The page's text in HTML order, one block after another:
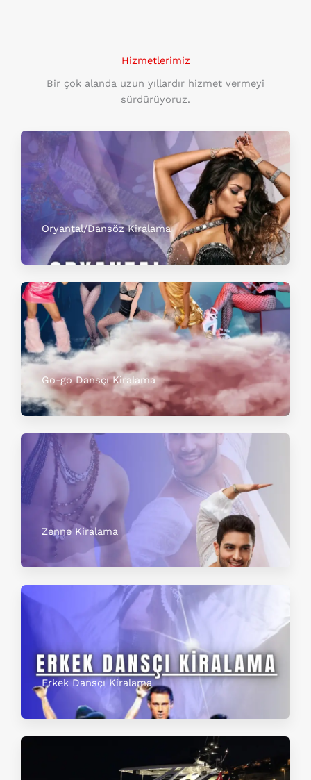
Hizmetlerimiz
Bir çok alanda uzun yıllardır hizmet vermeyi
sürdürüyoruz.
Oryantal/Dansöz Kiralama
Go-go Dansçı Kiralama​
Zenne Kiralama
Erkek Dansçı Kiralama​